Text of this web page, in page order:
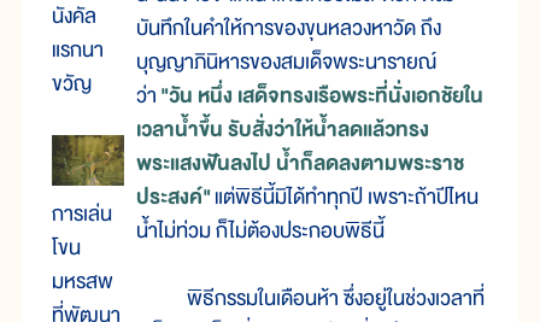
นังคัล
แรกนา
ขวัญ
การเล่น
โขน
มหรสพ
บันทึกในคำให้การของขุนหลวงหาวัด ถึง
บุญญาภินิหารของสมเด็จพระนารายณ์
ว่า"วัน หนึ่ง เสด็จทรงเรือพระที่นั่งเอกชัยใน
เวลาน้ำขึ้น รับสั่งว่าให้น้ำลดแล้วทรง
พระแสงฟันลงไป น้ำก็ลดลงตามพระราช
ประสงค์"แต่พิธีนี้มิได้ทำทุกปี เพราะถ้าปีไหน
น้ำไม่ท่วม ก็ไม่ต้องประกอบพิธีนี้
พิธีกรรมในเดือนห้า ซึ่งอยู่ในช่วงเวลาที่